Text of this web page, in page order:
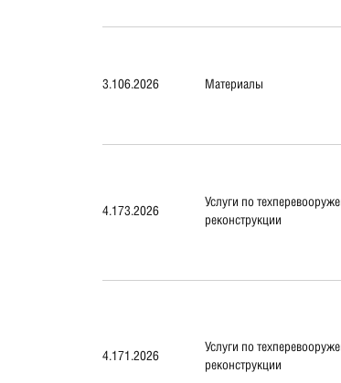
3.106.2026 Материалы
4.173.2026
Услуги по
реконструкции
4.171.2026
Услуги по
реконструкции